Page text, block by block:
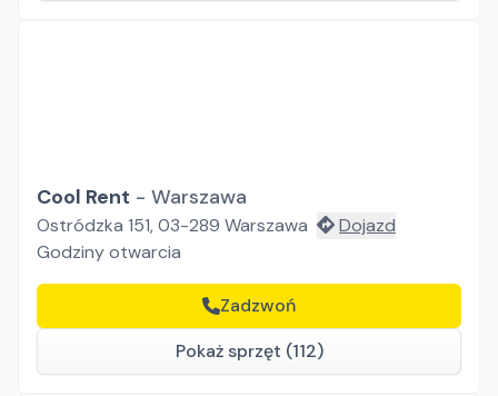
Cool Rent - Warszawa
Ostródzka 151, 03-289 Warszawa
Dojazd
Godziny otwarcia
Zadzwoń
Pokaż sprzęt (112)